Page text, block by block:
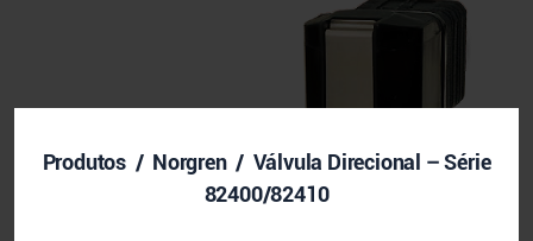
Produtos / Norgren / Válvula Direcional – Série
82400/82410